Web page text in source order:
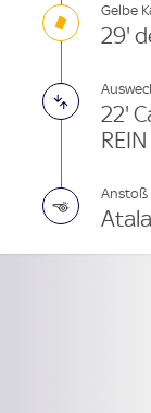
Gelbe
29'
22'
REIN
Anstoß